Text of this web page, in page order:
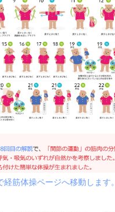
経筋体操ページへ移動します。